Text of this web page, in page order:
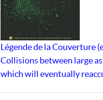
Légende de la Couverture
Collisions between large
which will eventually